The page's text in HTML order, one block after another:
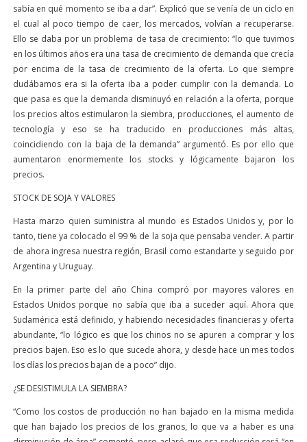
sabía en qué momento se iba a dar”. Explicó que se venía de un ciclo en
el cual al poco tiempo de caer, los mercados, volvían a recuperarse.
Ello se daba por un problema de tasa de crecimiento: “lo que tuvimos
en los últimos años era una tasa de crecimiento de demanda que crecía
por encima de la tasa de crecimiento de la oferta. Lo que siempre
dudábamos era si la oferta iba a poder cumplir con la demanda. Lo
que pasa es que la demanda disminuyó en relación a la oferta, porque
los precios altos estimularon la siembra, producciones, el aumento de
tecnología y eso se ha traducido en producciones más altas,
coincidiendo con la baja de la demanda” argumentó. Es por ello que
aumentaron enormemente los stocks y lógicamente bajaron los
precios.
STOCK DE SOJA Y VALORES
Hasta marzo quien suministra al mundo es Estados Unidos y, por lo
tanto, tiene ya colocado el 99 % de la soja que pensaba vender. A partir
de ahora ingresa nuestra región, Brasil como estandarte y seguido por
Argentina y Uruguay.
En la primer parte del año China compró por mayores valores en
Estados Unidos porque no sabía que iba a suceder aquí. Ahora que
Sudamérica está definido, y habiendo necesidades financieras y oferta
abundante, “lo lógico es que los chinos no se apuren a comprar y los
precios bajen. Eso es lo que sucede ahora, y desde hace un mes todos
los días los precios bajan de a poco” dijo.
¿SE DESISTIMULA LA SIEMBRA?
“Como los costos de producción no han bajado en la misma medida
que han bajado los precios de los granos, lo que va a haber es una